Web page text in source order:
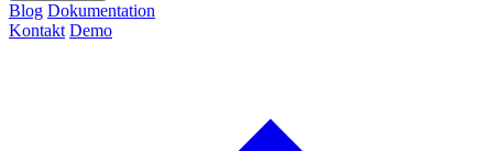
Blog Dokumentation
Kontakt Demo